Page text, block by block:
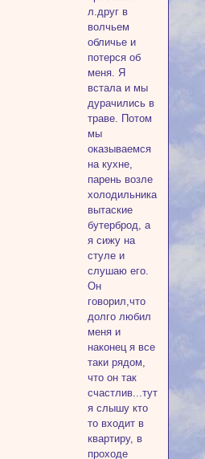
л.друг в
волчьем
обличье и
потерся об
меня. Я
встала и мы
дурачились в
траве. Потом
мы
оказываемся
на кухне,
парень возле
холодильника
вытаские
бутерброд, а
я сижу на
стуле и
слушаю его.
Он
говорил,что
долго любил
меня и
наконец я все
таки рядом,
что он так
счастлив...тут
я слышу кто
то входит в
квартиру, в
проходе